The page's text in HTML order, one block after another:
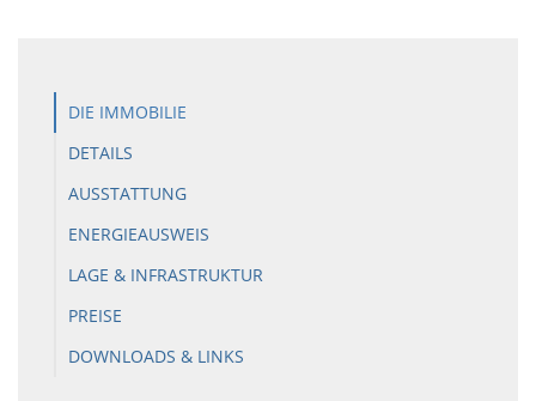
DIE IMMOBILIE
DETAILS
AUSSTATTUNG
ENERGIEAUSWEIS
LAGE & INFRASTRUKTUR
PREISE
DOWNLOADS & LINKS